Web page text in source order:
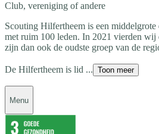
Club, vereniging of andere
Scouting Hilfertheem is een
met ruim 100 leden. In 2021 vierden
zijn dan ook de oudste groep van de
De Hilfertheem is lid ... Toon meer
Menu